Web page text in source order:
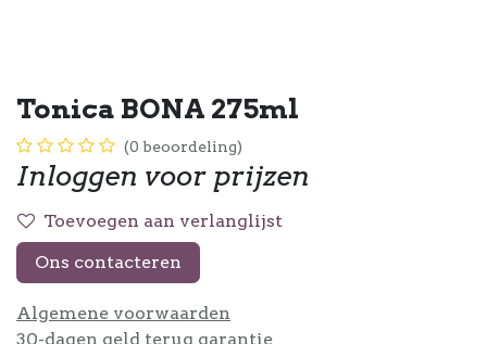
Tonica BONA 275ml
(0 beoordeling)
Inloggen voor prijzen
Toevoegen aan verlanglijst
Ons contacteren
Algemene voorwaarden
30-dagen geld terug garantie